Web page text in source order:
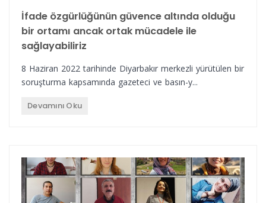
İfade özgürlüğünün güvence altında olduğu
bir ortamı ancak ortak mücadele ile
sağlayabiliriz
8 Haziran 2022 tarihinde Diyarbakır merkezli yürütülen bir
soruşturma kapsamında gazeteci ve basın-y...
Devamını Oku